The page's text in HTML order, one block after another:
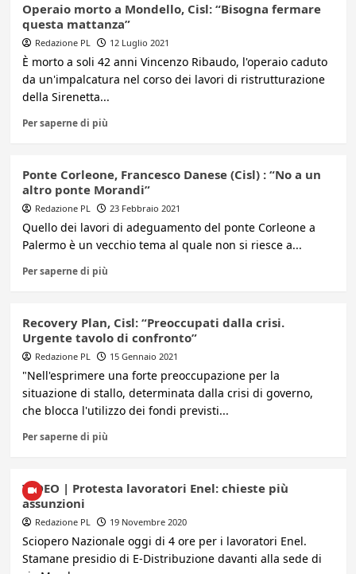
Operaio morto a Mondello, Cisl: “Bisogna fermare
questa mattanza”
Redazione PL 12 Luglio 2021
È morto a soli 42 anni Vincenzo Ribaudo, l'operaio caduto
da un'impalcatura nel corso dei lavori di ristrutturazione
della Sirenetta...
Per saperne di più
Ponte Corleone, Francesco Danese (Cisl) : “No a un
altro ponte Morandi”
Redazione PL 23 Febbraio 2021
Quello dei lavori di adeguamento del ponte Corleone a
Palermo è un vecchio tema al quale non si riesce a...
Per saperne di più
Recovery Plan, Cisl: “Preoccupati dalla crisi.
Urgente tavolo di confronto”
Redazione PL 15 Gennaio 2021
"Nell'esprimere una forte preoccupazione per la
situazione di stallo, determinata dalla crisi di governo,
che blocca l'utilizzo dei fondi previsti...
Per saperne di più
VIDEO | Protesta lavoratori Enel: chieste più
assunzioni
Redazione PL 19 Novembre 2020
Sciopero Nazionale oggi di 4 ore per i lavoratori Enel.
Stamane presidio di E-Distribuzione davanti alla sede di